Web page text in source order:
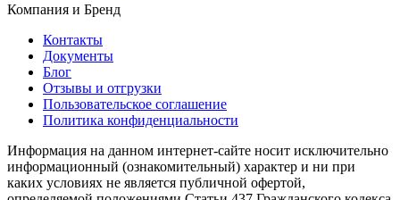
Компания и Бренд
Контакты
Документы
Блог
Отзывы и отгрузки
Пользовательское соглашение
Политика конфиденциальности
Информация на данном интернет-сайте носит исключительно
информационный (ознакомительный) характер и ни при
каких условиях не является публичной офертой,